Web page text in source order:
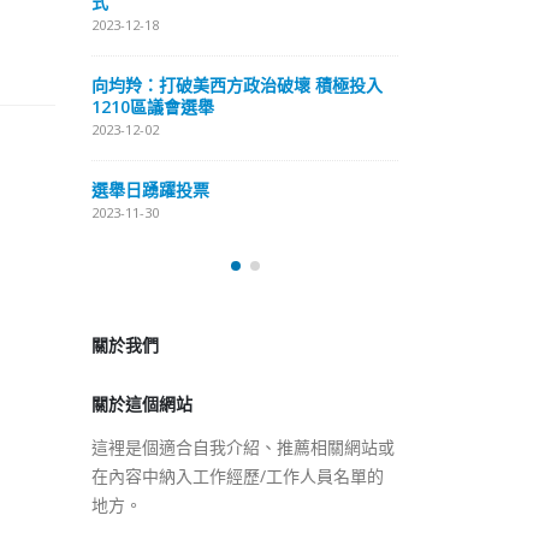
2023-12-18
向均羚：打破美西方政治破壞 積極投入
1210區議會選舉
2023-12-02
選舉日踴躍投票
2023-11-30
關於我們
關於這個網站
這裡是個適合自我介紹、推薦相關網站或
在內容中納入工作經歷/工作人員名單的
地方。